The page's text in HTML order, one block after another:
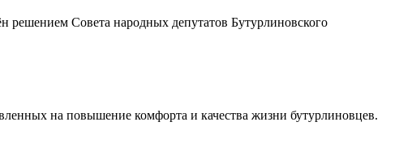
решением Совета народных депутатов Бутурлиновского
на повышение комфорта и качества жизни бутурлиновцев.